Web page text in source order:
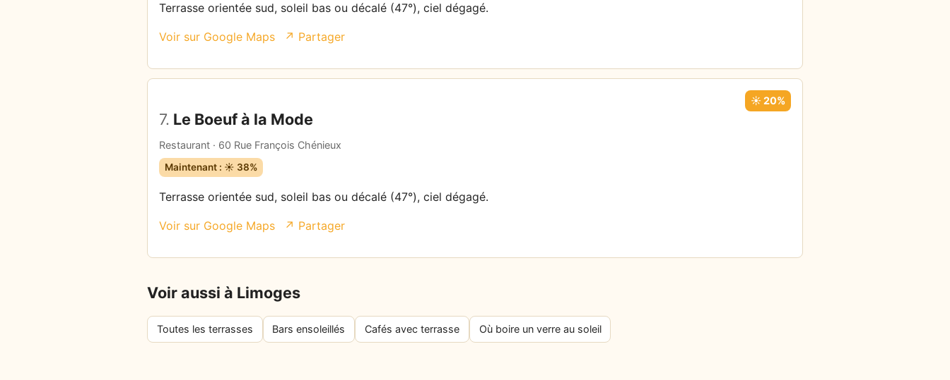
Terrasse orientée sud, soleil bas ou décalé (47°), ciel dégagé.
Voir sur Google Maps ↗ Partager
7. Le Boeuf à la Mode
Restaurant · 60 Rue François Chénieux
☀️ 20%
Maintenant : ☀️ 38%
Terrasse orientée sud, soleil bas ou décalé (47°), ciel dégagé.
Voir sur Google Maps ↗ Partager
Voir aussi à Limoges
Toutes les terrasses Bars ensoleillés Cafés avec terrasse Où boire un verre au soleil